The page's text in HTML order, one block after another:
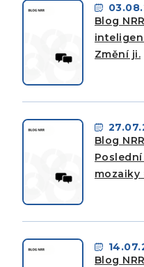
Blog
Změní ji.
Blog
mozaiky
Blog